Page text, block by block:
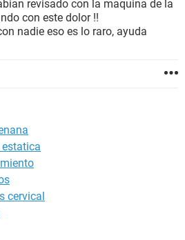
revisado con la maquina de la
con este dolor !!
nadie eso es lo raro, ayuda
cervical